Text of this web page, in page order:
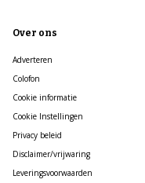
Over ons
Adverteren
Colofon
Cookie informatie
Cookie Instellingen
Privacy beleid
Disclaimer/vrijwaring
Leveringsvoorwaarden